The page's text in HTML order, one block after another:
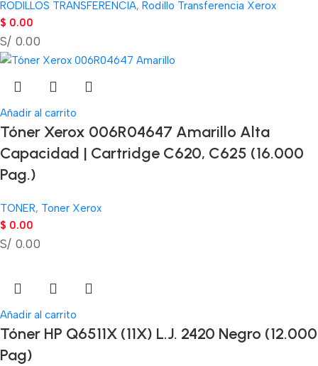
RODILLOS TRANSFERENCIA, Rodillo Transferencia Xerox
$ 0.00
S/ 0.00
Añadir al carrito
Tóner Xerox 006R04647 Amarillo Alta
Capacidad | Cartridge C620, C625 (16.000
Pag.)
TONER, Toner Xerox
$ 0.00
S/ 0.00
Añadir al carrito
Tóner HP Q6511X (11X) L.J. 2420 Negro (12.000
Pag)